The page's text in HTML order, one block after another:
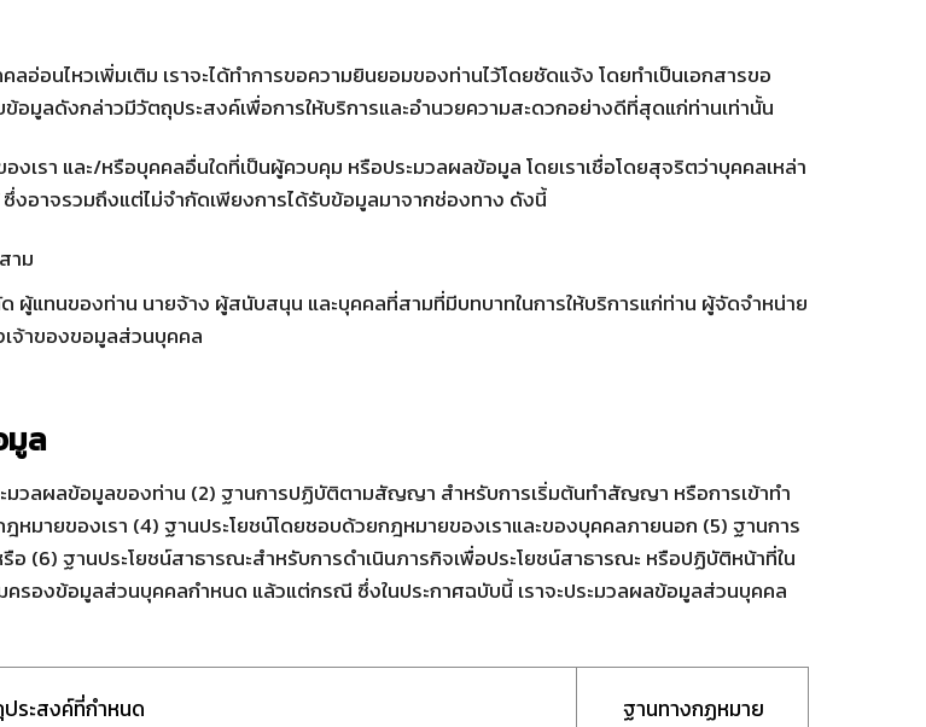
อนไหวเพิ่มเติม เราจะได้ทำการขอความยินยอมของท่านไว้โดยชัดแจ้ง โดยทำเป็นเอกสารขอ
มูลดังกล่าวมีวัตถุประสงค์เพื่อการให้บริการและอำนวยความสะดวกอย่างดีที่สุดแก่ท่านเท่านั้น
เรา และ/หรือบุคคลอื่นใดที่เป็นผู้ควบคุม หรือประมวลผลข้อมูล โดยเราเชื่อโดยสุจริตว่าบุคคลเหล่า
งอาจรวมถึงแต่ไม่จำกัดเพียงการได้รับข้อมูลมาจากช่องทาง ดังนี้
าม
ผู้แทนของท่าน นายจ้าง ผู้สนับสนุน และบุคคลที่สามที่มีบทบาทในการให้บริการแก่ท่าน ผู้จัดจำหน่าย
จ้าของขอมูลส่วนบุคคล
มูล
มวลผลข้อมูลของท่าน (2) ฐานการปฏิบัติตามสัญญา สำหรับการเริ่มต้นทำสัญญา หรือการเข้าทำ
ยของเรา (4) ฐานประโยชน์โดยชอบด้วยกฎหมายของเราและของบุคคลภายนอก (5) ฐานการ
ฐานประโยชน์สาธารณะสำหรับการดำเนินภารกิจเพื่อประโยชน์สาธารณะ หรือปฏิบัติหน้าที่ใน
รองข้อมูลส่วนบุคคลกำหนด แล้วแต่กรณี ซึ่งในประกาศฉบับนี้ เราจะประมวลผลข้อมูลส่วนบุคคล
ระสงค์ที่กำหนด ฐานทางกฏหมาย